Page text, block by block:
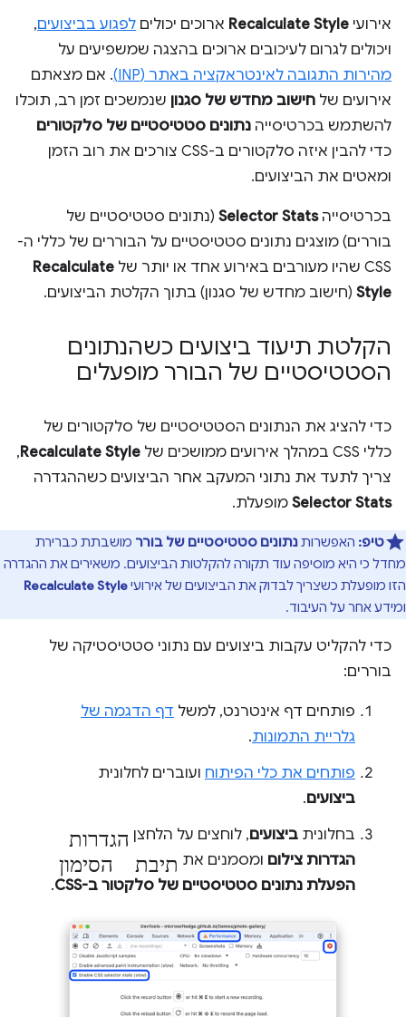
אירועי Recalculate Style ארוכים יכולים לפגוע בביצועים,
ויכולים לגרום לעיכובים ארוכים בהצגה שמשפיעים על
מהירות התגובה לאינטראקציה באתר (INP)
. אם מצאתם
אירועים של חישוב מחדש של סגנון שנמשכים זמן רב, תוכלו
להשתמש בכרטיסייה נתונים סטטיסטיים של סלקטורים
כדי להבין איזה סלקטורים ב-CSS צורכים את רוב הזמן
ומאטים את הביצועים.
בכרטיסייהSelector Stats (נתונים סטטיסטיים של
בוררים) מוצגים נתונים סטטיסטיים על הבוררים של כללי ה-
CSS שהיו מעורבים באירוע אחד או יותר של
Recalculate
Style (חישוב מחדש של סגנון) בתוך הקלטת הביצועים.
הקלטת תיעוד ביצועים כשהנתונים
הסטטיסטיים של הבורר מופעלים
כדי להציג את הנתונים הסטטיסטיים של סלקטורים של
כללי CSS במהלך אירועים ממושכים של
Recalculate Style
,
צריך לתעד את נתוני המעקב אחר הביצועים כשההגדרה
Selector Stats מופעלת.
טיפ: האפשרותנתונים סטטיסטיים של בורר מושבתת כברירת
מחדל כי היא מוסיפה עוד תקורה להקלטות הביצועים. משאירים את ההגדרה
הזו מופעלת כשצריך לבדוק את הביצועים של אירועיRecalculate Style
ומידע אחר על העיבוד.
כדי להקליט עקבות ביצועים עם נתוני סטטיסטיקה של
בוררים:
פותחים דף אינטרנט, למשל דף הדגמה של
גלריית התמונות.
פותחים את כלי הפיתוח ועוברים לחלונית
ביצועים.
בחלונית ביצועים, לוחצים על הלחצן הגדרות
הגדרות צילום ומסמנים את תיבת הסימון
הפעלת נתונים סטטיסטיים של סלקטור ב-CSS .